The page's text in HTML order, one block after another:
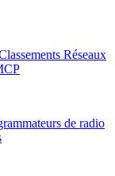
Réseaux
de radio